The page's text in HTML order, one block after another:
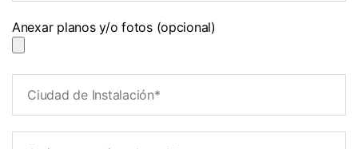
Anexar planos y/o fotos (opcional)